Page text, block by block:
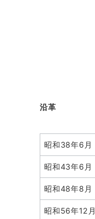
沿革
昭和38年6月
昭和43年6月
昭和48年8月
昭和56年12月